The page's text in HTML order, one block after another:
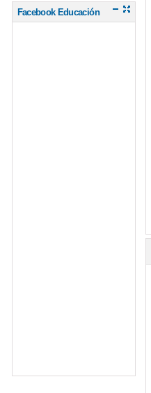
Facebook Educación